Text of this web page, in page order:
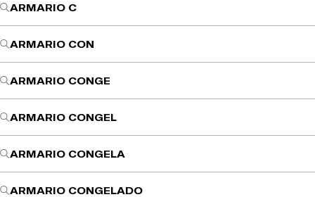
ARMARIO C
ARMARIO CON
ARMARIO CONGE
ARMARIO CONGEL
ARMARIO CONGELA
ARMARIO CONGELADO